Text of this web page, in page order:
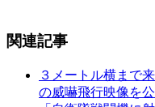
関連記事
３メートル横まで
の威嚇飛行映像を